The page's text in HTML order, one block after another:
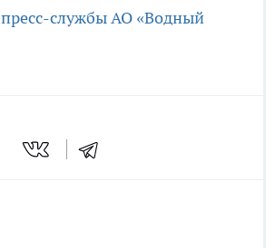
пресс-службы АО «Водный